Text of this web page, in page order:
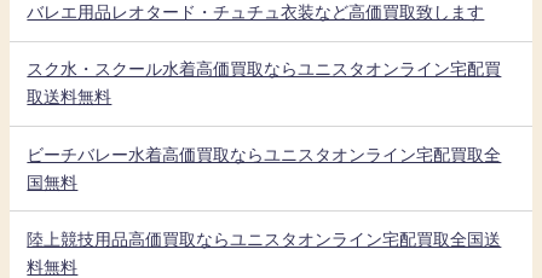
バレエ用品レオタード・チュチュ衣装など高価買取致します
スク水・スクール水着高価買取ならユニスタオンライン宅配買
取送料無料
ビーチバレー水着高価買取ならユニスタオンライン宅配買取全
国無料
陸上競技用品高価買取ならユニスタオンライン宅配買取全国送
料無料